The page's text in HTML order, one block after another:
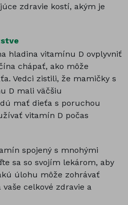
zdravie kostí, akým je
hladina vitamínu D ovplyvniť
chápať, ako môže
Vedci zistili, že mamičky s
D mali väčšiu
mať dieťa s poruchou
vitamín D počas
spojený s mnohými
sa so svojím lekárom, aby
úlohu môže zohrávať
celkové zdravie a